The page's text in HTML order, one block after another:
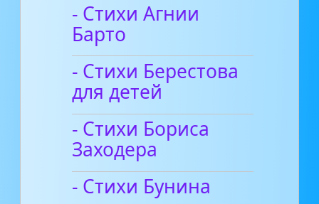
- Стихи Агнии
Барто
- Стихи Берестова
для детей
- Стихи Бориса
Заходера
- Стихи Бунина